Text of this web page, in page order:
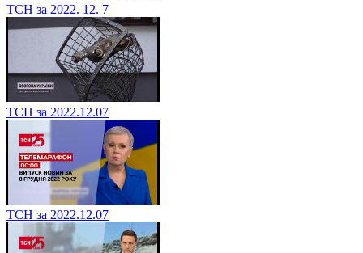
ТСН за 2022. 12. 7
ТСН за 2022.12.07
ТСН за 2022.12.07